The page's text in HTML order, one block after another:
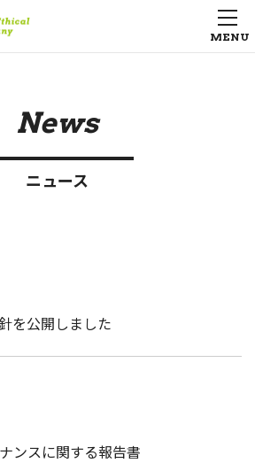
News
ニュース
を公開しました
ンスに関する報告書